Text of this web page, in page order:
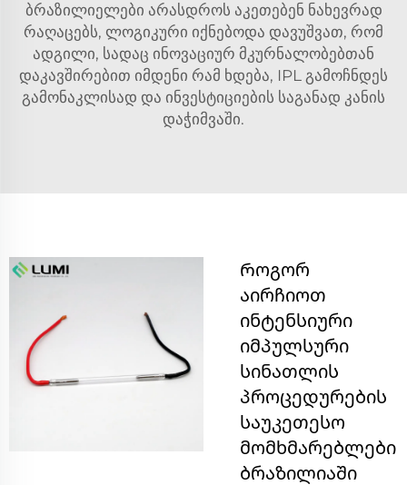
ბრაზილიელები არასდროს აკეთებენ ნახევრად
რაღაცებს, ლოგიკური იქნებოდა დავუშვათ, რომ
ადგილი, სადაც ინოვაციურ მკურნალობებთან
დაკავშირებით იმდენი რამ ხდება, IPL გამოჩნდეს
გამონაკლისად და ინვესტიციების საგანად კანის
დაჭიმვაში.
Როგორ
აირჩიოთ
ინტენსიური
იმპულსური
სინათლის
პროცედურების
საუკეთესო
მომხმარებლები
ბრაზილიაში